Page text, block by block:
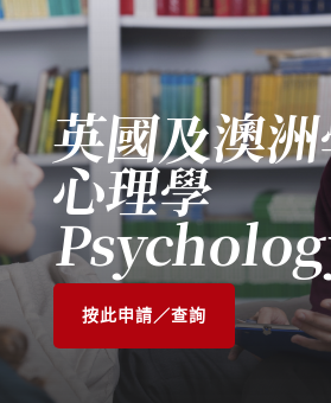
英國及澳
心理學
按此申請／查詢